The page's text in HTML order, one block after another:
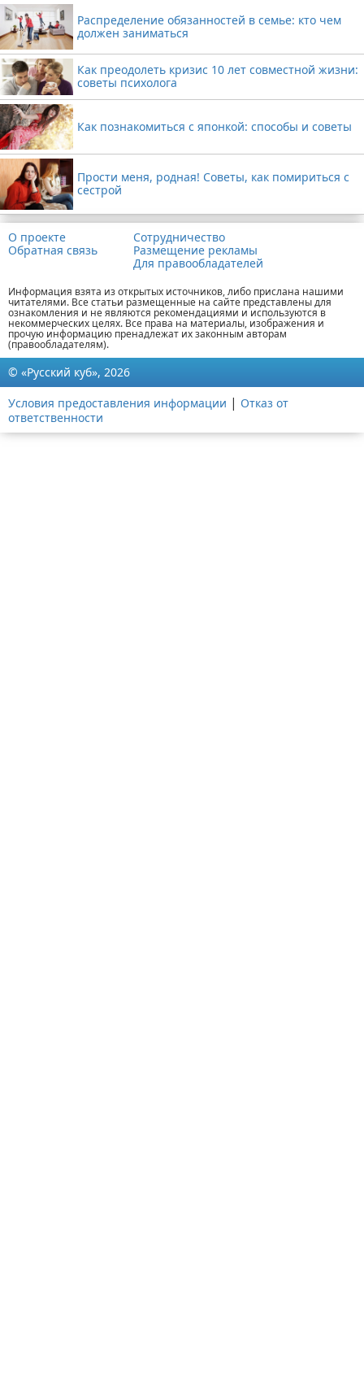
Распределение обязанностей в семье: кто чем
должен заниматься
Как преодолеть кризис 10 лет совместной жизни:
советы психолога
Как познакомиться с японкой: способы и советы
Прости меня, родная! Советы, как помириться с
сестрой
О проекте
Обратная связь
Сотрудничество
Размещение рекламы
Для правообладателей
Информация взята из открытых источников, либо прислана нашими
читателями. Все статьи размещенные на сайте представлены для
ознакомления и не являются рекомендациями и используются в
некоммерческих целях. Все права на материалы, изображения и
прочую информацию пренадлежат их законным авторам
(правообладателям).
© «Русский куб», 2026
Условия предоставления информации | Отказ от
ответственности